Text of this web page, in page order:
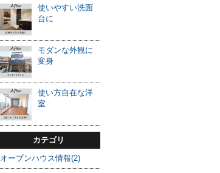
使いやすい洗面
台に
モダンな外観に
変身
使い方自在な洋
室
カテゴリ
オープンハウス情報(2)